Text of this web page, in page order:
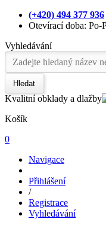
(+420) 494 377 936
Otevírací doba: Po-
Vyhledávání
Hledat
Kvalitní obklady a dlažby
Košík
0
Navigace
Přihlášení
/
Registrace
Vyhledávání